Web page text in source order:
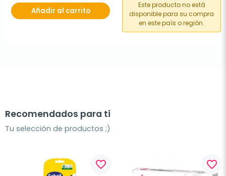
Añadir al carrito
Este producto no está
disponible para su compra
en este país o región.
Recomendados para ti
Tu selección de productos ;)
favorite_border favorite_border